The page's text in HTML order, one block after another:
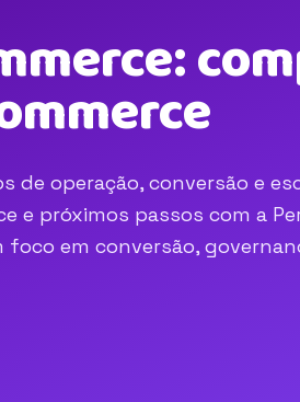
de operação, conversão e
e próximos passos com a
em conversão,